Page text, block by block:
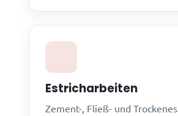
Estricharbeiten
Zement-, Fließ- und